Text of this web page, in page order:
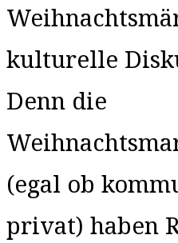
kulturelle
Denn die
(egal ob
privat) haben